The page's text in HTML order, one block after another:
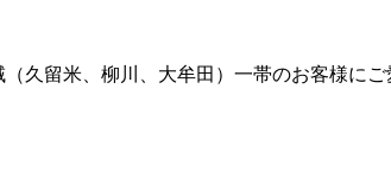
久留米、柳川、大牟田）一帯のお客様にご